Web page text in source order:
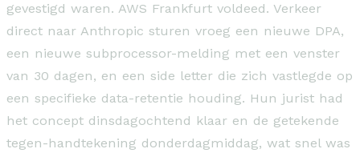
gevestigd waren. AWS Frankfurt voldeed. Verkeer
direct naar Anthropic sturen vroeg een nieuwe DPA,
een nieuwe subprocessor-melding met een venster
van 30 dagen, en een side letter die zich vastlegde op
een specifieke data-retentie houding. Hun jurist had
het concept dinsdagochtend klaar en de getekende
tegen-handtekening donderdagmiddag, wat snel was